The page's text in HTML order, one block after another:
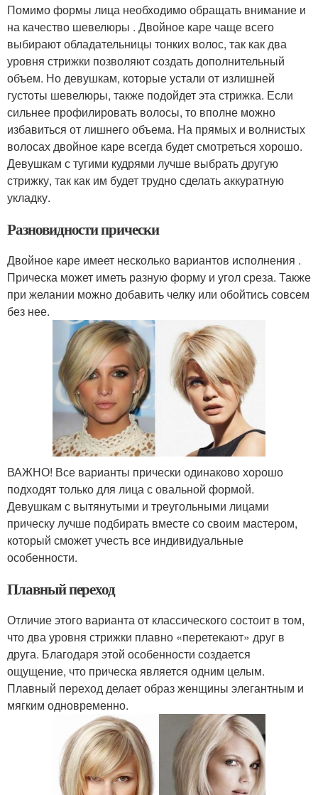
Помимо формы лица необходимо обращать внимание и
на качество шевелюры . Двойное каре чаще всего
выбирают обладательницы тонких волос, так как два
уровня стрижки позволяют создать дополнительный
объем. Но девушкам, которые устали от излишней
густоты шевелюры, также подойдет эта стрижка. Если
сильнее профилировать волосы, то вполне можно
избавиться от лишнего объема. На прямых и волнистых
волосах двойное каре всегда будет смотреться хорошо.
Девушкам с тугими кудрями лучше выбрать другую
стрижку, так как им будет трудно сделать аккуратную
укладку.
Разновидности прически
Двойное каре имеет несколько вариантов исполнения .
Прическа может иметь разную форму и угол среза. Также
при желании можно добавить челку или обойтись совсем
без нее.
ВАЖНО! Все варианты прически одинаково хорошо
подходят только для лица с овальной формой.
Девушкам с вытянутыми и треугольными лицами
прическу лучше подбирать вместе со своим мастером,
который сможет учесть все индивидуальные
особенности.
Плавный переход
Отличие этого варианта от классического состоит в том,
что два уровня стрижки плавно «перетекают» друг в
друга. Благодаря этой особенности создается
ощущение, что прическа является одним целым.
Плавный переход делает образ женщины элегантным и
мягким одновременно.